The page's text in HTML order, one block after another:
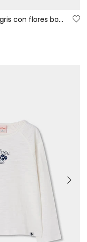
Camiseta punto niña gris con flores bordadas